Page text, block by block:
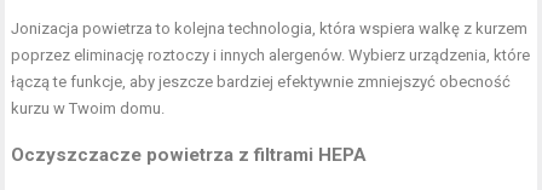
Jonizacja powietrza to kolejna technologia, która wspiera walkę z kurzem
poprzez eliminację roztoczy i innych alergenów. Wybierz urządzenia, które
łączą te funkcje, aby jeszcze bardziej efektywnie zmniejszyć obecność
kurzu w Twoim domu.
Oczyszczacze powietrza z filtrami HEPA